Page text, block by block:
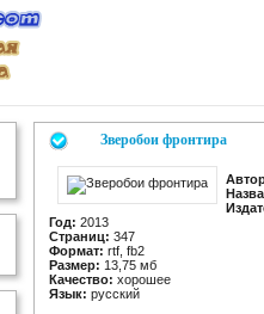
Зверобои фронтира
Год: 2013
Страниц: 347
Формат: rtf, fb2
Размер: 13,75 мб
Качество: хорошее
Язык: русский